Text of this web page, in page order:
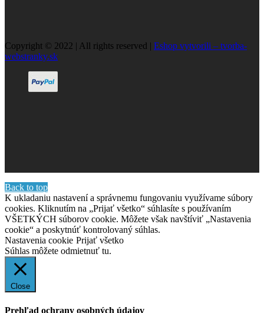
Copyright © 2022 | All rights reserved | Eshop vytvorili – tvorba-
webstranky.sk
Back to top
K ukladaniu nastavení a správnemu fungovaniu využívame súbory
cookies. Kliknutím na „Prijať všetko“ súhlasíte s používaním
VŠETKÝCH súborov cookie. Môžete však navštíviť „Nastavenia
cookie“ a poskytnúť kontrolovaný súhlas.
Nastavenia cookie Prijať všetko
Súhlas môžete odmietnuť tu.
Close
Prehľad ochrany osobných údajov